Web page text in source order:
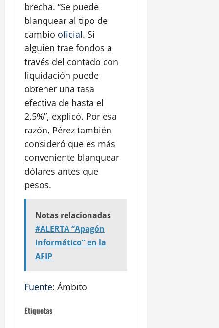
brecha. “Se puede
blanquear al tipo de
cambio oficial. Si
alguien trae fondos a
través del contado con
liquidación puede
obtener una tasa
efectiva de hasta el
2,5%”, explicó. Por esa
razón, Pérez también
consideró que es más
conveniente blanquear
dólares antes que
pesos.
Notas relacionadas
#ALERTA “Apagón
informático” en la
AFIP
Fuente: Ámbito
Etiquetas